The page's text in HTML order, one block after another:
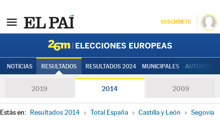
SUSCRÍBETE
NOTICIAS RESULTADOS RESULTADOS 2024 MUNICIPALES
2019 2014 2009
Estás en: Resultados 2014 » Total España » Castilla y León » Segovia